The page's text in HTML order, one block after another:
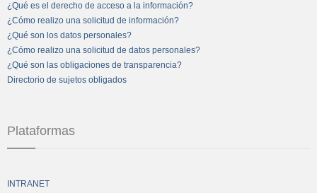
¿Qué es el derecho de acceso a la información?
¿Cómo realizo una solicitud de información?
¿Qué son los datos personales?
¿Cómo realizo una solicitud de datos personales?
¿Qué son las obligaciones de transparencia?
Directorio de sujetos obligados
Plataformas
INTRANET